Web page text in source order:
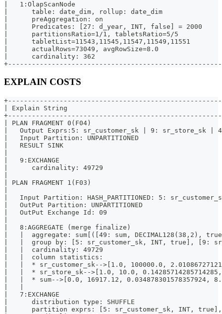
|   1:OlapScanNode
|      table: date_dim, rollup: date_dim
|      preAggregation: on
|      Predicates: [27: d_year, INT,
|      partitionsRatio=1/1,
|
|      actualRows=73049,
|      cardinality: 362
EXPLAIN COSTS
| Explain String
| PLAN FRAGMENT 0(F04)
|   Output Exprs:5: sr_customer_sk | 9:
|   Input Partition: UNPARTITIONED
|   RESULT SINK
|   9:EXCHANGE
|      cardinality: 49729
| PLAN FRAGMENT 1(F03)
|   Input Partition: HASH_PARTITIONED:
|   OutPut Partition: UNPARTITIONED
|   OutPut Exchange Id: 09
|   8:AGGREGATE (merge finalize)
|   |  aggregate: sum[([49: sum,
|   |  group by: [5: sr_customer_sk, INT,
|   |  cardinality: 49729
|   |  column statistics:
|   |  * sr_customer_sk-->[1.0, 100000.0,
|   |  * sr_store_sk-->[1.0, 10.0,
|   |  * sum-->[0.0, 16917.12,
|   7:EXCHANGE
|      distribution type: SHUFFLE
|      partition exprs: [5: sr_customer_sk,